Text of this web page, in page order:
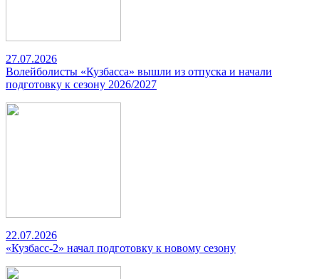
27.07.2026
Волейболисты «Кузбасса» вышли из отпуска и начали
подготовку к сезону 2026/2027
22.07.2026
«Кузбасс-2» начал подготовку к новому сезону